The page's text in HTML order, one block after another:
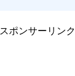
スポンサーリンク